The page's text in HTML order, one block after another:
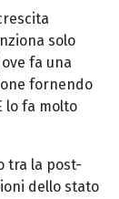
solo
fa una
fornendo
lo fa molto
tra la post-
dello stato